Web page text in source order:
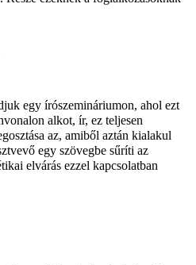
egy írószemináriumon, ahol ezt
alkot, ír, ez teljesen
az, amiből aztán kialakul
egy szövegbe sűríti az
elvárás ezzel kapcsolatban